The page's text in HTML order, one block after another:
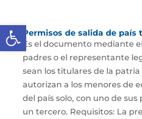
Abrir barra de herramientas
Permisos de salida de país
Es el documento mediante
padres o el representante
sean los titulares de la
autorizan a los menores de
del país solo, con uno de sus
un tercero. Requisitos: La